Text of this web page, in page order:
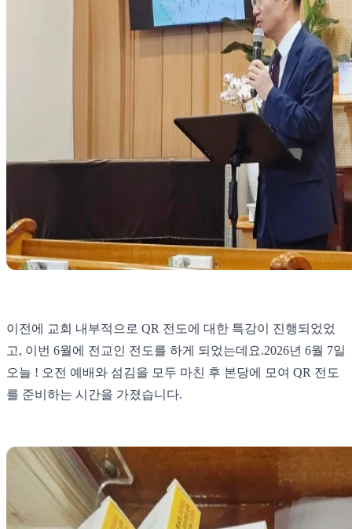
이전에 교회 내부적으로 QR 전도에 대한 특강이 진행되었었
고, 이번 6월에 전교인 전도를 하게 되었는데요. ​ 2026년 6월 7일
오늘 ! 오전 예배와 섬김을 모두 마친 후 본당에 모여 QR 전도
를 준비하는 시간을 가졌습니다.